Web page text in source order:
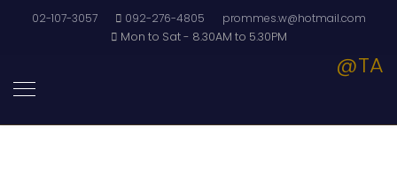
02-107-3057 092-276-4805
prommes.w@hotmail.com
Mon to Sat - 8.30AM to 5.30PM
@TA